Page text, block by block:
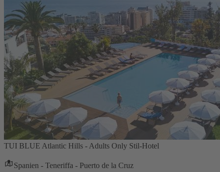
TUI BLUE Atlantic Hills - Adults Only Stil-Hotel
Spanien - Teneriffa - Puerto de la Cruz